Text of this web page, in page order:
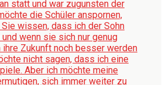
statt und war zugunsten der
die Schüler anspornen,
wissen, dass ich der Sohn
wenn sie sich nur genug
ihre Zukunft noch besser werden
nicht sagen, dass ich eine
Aber ich möchte meine
sich immer weiter zu